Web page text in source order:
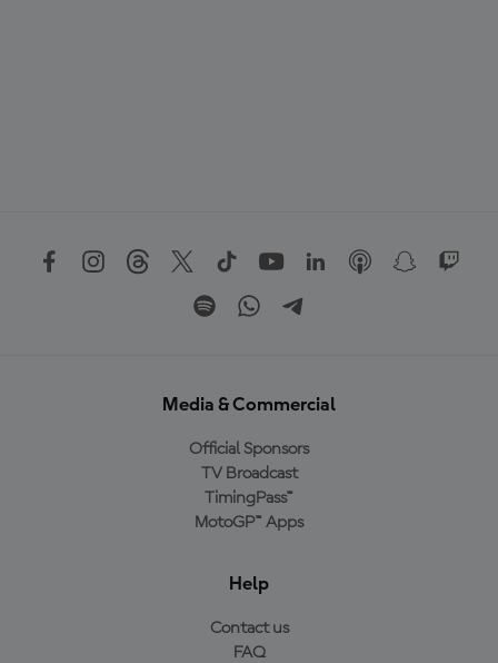
Media & Commercial
Official Sponsors
TV Broadcast
TimingPass™
MotoGP™ Apps
Help
Contact us
FAQ